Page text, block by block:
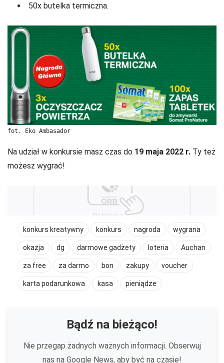
50x butelka termiczna.
fot. Eko Ambasador
Na udział w konkursie masz czas do 19 maja 2022 r. Ty też
możesz wygrać!
konkurs kreatywny konkurs nagroda wygrana
okazja dg darmowe gadżety loteria Auchan
za free za darmo bon zakupy voucher
karta podarunkowa kasa pieniądze
Bądź na bieżąco!
Nie przegap żadnych ważnych informacji. Obserwuj
nas na Google News, aby być na czasie!